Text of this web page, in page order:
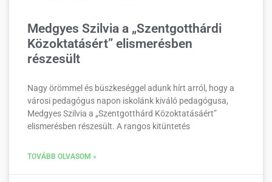
Medgyes Szilvia a „Szentgotthárdi
Közoktatásért” elismerésben
részesült
Nagy örömmel és büszkeséggel adunk hírt arról, hogy a
városi pedagógus napon iskolánk kiváló pedagógusa,
Medgyes Szilvia a „Szentgotthárd Közoktatásáért”
elismerésben részesült. A rangos kitüntetés
TOVÁBB OLVASOM »